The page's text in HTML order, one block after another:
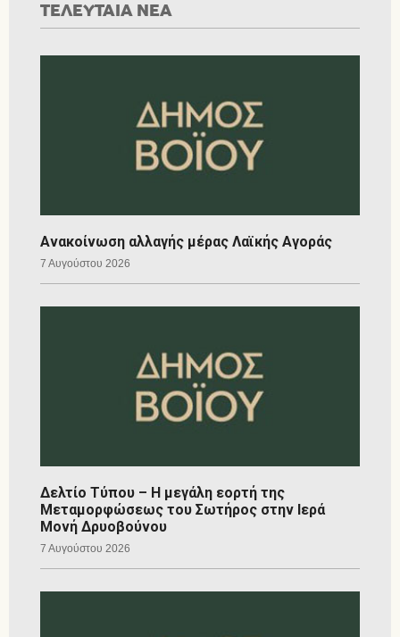
ΤΕΛΕΥΤΑΙΑ ΝΕΑ
Ανακοίνωση αλλαγής μέρας Λαϊκής Αγοράς
7 Αυγούστου 2026
Δελτίο Τύπου – Η μεγάλη εορτή της
Μεταμορφώσεως του Σωτήρος στην Ιερά
Μονή Δρυοβούνου
7 Αυγούστου 2026